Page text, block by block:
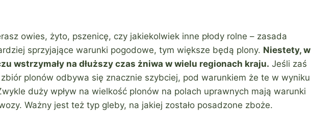
owies, żyto, pszenicę, czy jakiekolwiek inne płody rolne – zasada
sprzyjające warunki pogodowe, tym większe będą plony. Niestety, w
wstrzymały na dłuższy czas żniwa w wielu regionach kraju. Jeśli zaś
plonów odbywa się znacznie szybciej, pod warunkiem że te w wyniku
duży wpływ na wielkość plonów na polach uprawnych mają warunki
Ważny jest też typ gleby, na jakiej zostało posadzone zboże.